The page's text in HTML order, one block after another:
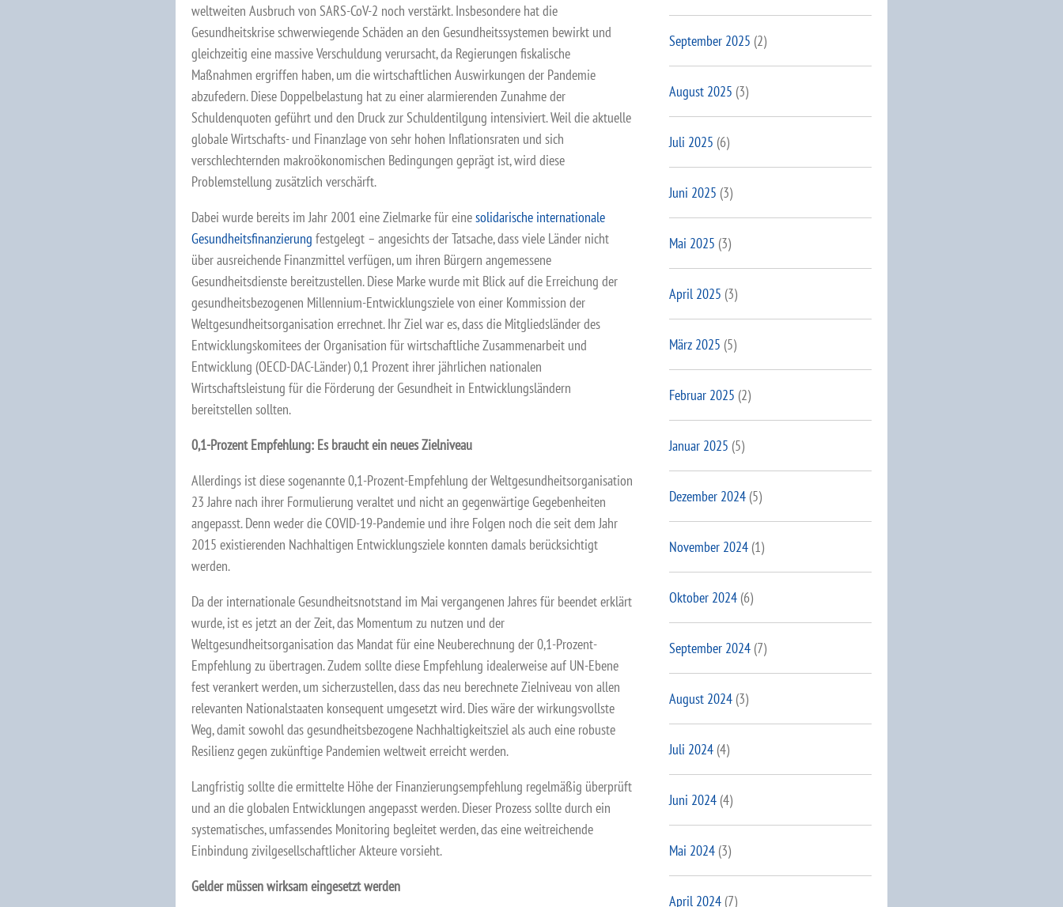
weltweiten Ausbruch von SARS-CoV-2 noch verstärkt. Insbesondere hat die
Gesundheitskrise schwerwiegende Schäden an den Gesundheitssystemen bewirkt und
gleichzeitig eine massive Verschuldung verursacht, da Regierungen fiskalische
Maßnahmen ergriffen haben, um die wirtschaftlichen Auswirkungen der Pandemie
abzufedern. Diese Doppelbelastung hat zu einer alarmierenden Zunahme der
Schuldenquoten geführt und den Druck zur Schuldentilgung intensiviert. Weil die aktuelle
globale Wirtschafts- und Finanzlage von sehr hohen Inflationsraten und sich
verschlechternden makroökonomischen Bedingungen geprägt ist, wird diese
Problemstellung zusätzlich verschärft.
Dabei wurde bereits im Jahr 2001 eine Zielmarke für einesolidarische internationale
Gesundheitsfinanzierung festgelegt – angesichts der Tatsache, dass viele Länder nicht
über ausreichende Finanzmittel verfügen, um ihren Bürgern angemessene
Gesundheitsdienste bereitzustellen. Diese Marke wurde mit Blick auf die Erreichung der
gesundheitsbezogenen Millennium-Entwicklungsziele von einer Kommission der
Weltgesundheitsorganisation errechnet. Ihr Ziel war es, dass die Mitgliedsländer des
Entwicklungskomitees der Organisation für wirtschaftliche Zusammenarbeit und
Entwicklung (OECD-DAC-Länder) 0,1 Prozent ihrer jährlichen nationalen
Wirtschaftsleistung für die Förderung der Gesundheit in Entwicklungsländern
bereitstellen sollten.
0,1-Prozent Empfehlung: Es braucht ein neues Zielniveau
Allerdings ist diese sogenannte 0,1-Prozent-Empfehlung der Weltgesundheitsorganisation
23 Jahre nach ihrer Formulierung veraltet und nicht an gegenwärtige Gegebenheiten
angepasst. Denn weder die COVID-19-Pandemie und ihre Folgen noch die seit dem Jahr
2015 existierenden Nachhaltigen Entwicklungsziele konnten damals berücksichtigt
werden.
Da der internationale Gesundheitsnotstand im Mai vergangenen Jahres für beendet erklärt
wurde, ist es jetzt an der Zeit, das Momentum zu nutzen und der
Weltgesundheitsorganisation das Mandat für eine Neuberechnung der 0,1-Prozent-
Empfehlung zu übertragen. Zudem sollte diese Empfehlung idealerweise auf UN-Ebene
fest verankert werden, um sicherzustellen, dass das neu berechnete Zielniveau von allen
relevanten Nationalstaaten konsequent umgesetzt wird. Dies wäre der wirkungsvollste
Weg, damit sowohl das gesundheitsbezogene Nachhaltigkeitsziel als auch eine robuste
Resilienz gegen zukünftige Pandemien weltweit erreicht werden.
Langfristig sollte die ermittelte Höhe der Finanzierungsempfehlung regelmäßig überprüft
und an die globalen Entwicklungen angepasst werden. Dieser Prozess sollte durch ein
systematisches, umfassendes Monitoring begleitet werden, das eine weitreichende
Einbindung zivilgesellschaftlicher Akteure vorsieht.
Gelder müssen wirksam eingesetzt werden
September 2025 (2)
August 2025 (3)
Juli 2025 (6)
Juni 2025 (3)
Mai 2025 (3)
April 2025 (3)
März 2025 (5)
Februar 2025 (2)
Januar 2025 (5)
Dezember 2024(5)
November 2024(1)
Oktober 2024(6)
September 2024(7)
August 2024(3)
Juli 2024(4)
Juni 2024(4)
Mai 2024(3)
April 2024(7)